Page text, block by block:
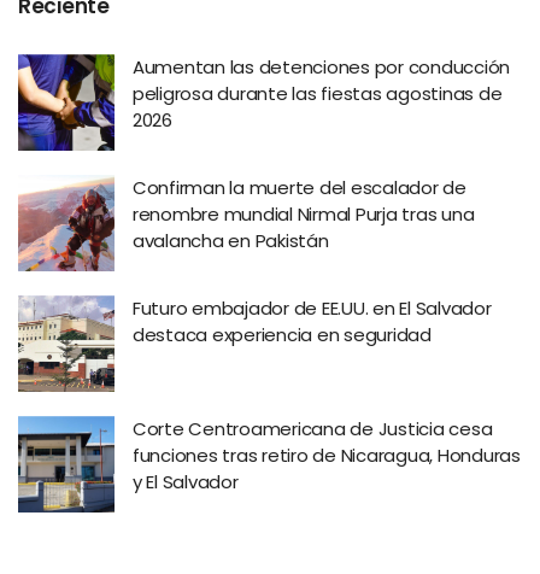
Reciente
Aumentan las detenciones por conducción
peligrosa durante las fiestas agostinas de
2026
Confirman la muerte del escalador de
renombre mundial Nirmal Purja tras una
avalancha en Pakistán
Futuro embajador de EE.UU. en El Salvador
destaca experiencia en seguridad
Corte Centroamericana de Justicia cesa
funciones tras retiro de Nicaragua, Honduras
y El Salvador